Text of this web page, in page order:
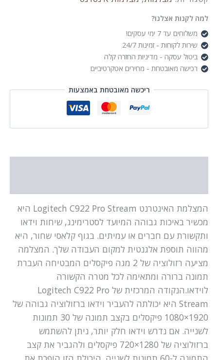
למה לקנות אצלנו?
משלוחים עד 7 ימי עסקים!
שירות לקוחות - זמינות 24/7
ביטול עסקה - מדיניות החזרה קלה
רכישה מאובטחת - מחירים אטקרטיביים
ריכשה מאובטחת באמצעות
המצלמת האינטרנט Logitech C922 Pro Stream היא
מכשיר באיכות גבוהה המיועד לסטרימינג, שיחות וידאו
ותקשורת עם חברים או עמיתים. בגוף קלאסי שחור, היא
מהווה תוספת אלגנטית למקום העבודה שלך. המצלמה
מציעה רזולוציה של 2 מגה פיקסלים המבטיחה העברת
תמונה ברורה ומתאימה לכל מטרה הקשורה
לוידאו.הנקודה המרכזית של Logitech C922 Pro
Stream היא יכולתה להעביר וידאו ברזולוציה גבוהה של
1920×1080 פיקסלים בקצב תמונה של 30 תמונות
לשנייה. אם נדרש וידאו חלק יותר, ניתן להשתמש
ברזולוציה של 1280×720 פיקסלים ולהגביר את קצב